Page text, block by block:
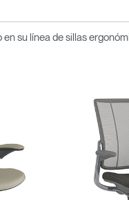
su línea de sillas